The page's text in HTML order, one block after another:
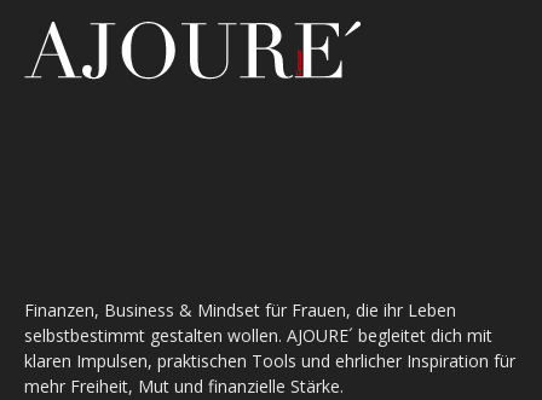
Finanzen, Business & Mindset für Frauen, die ihr Leben
selbstbestimmt gestalten wollen. AJOURE´ begleitet dich mit
klaren Impulsen, praktischen Tools und ehrlicher Inspiration für
mehr Freiheit, Mut und finanzielle Stärke.